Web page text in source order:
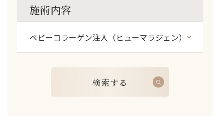
施術内容
検索す る